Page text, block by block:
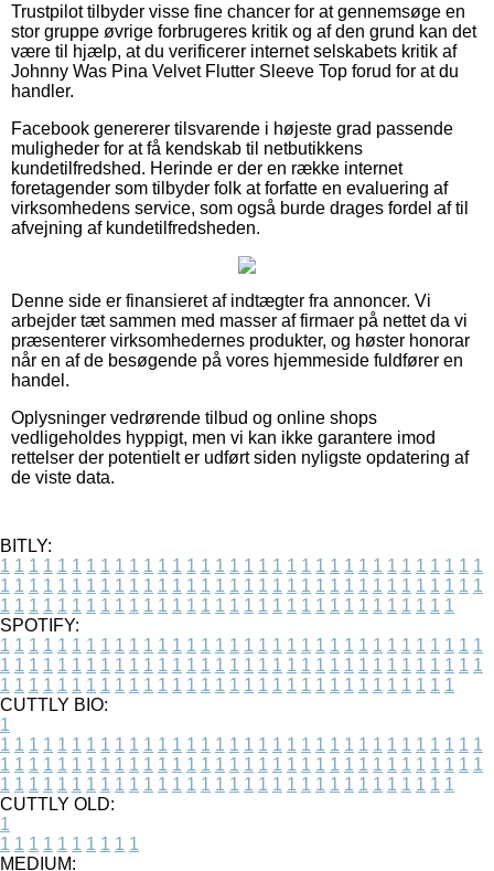
Trustpilot tilbyder visse fine chancer for at gennemsøge en
stor gruppe øvrige forbrugeres kritik og af den grund kan det
være til hjælp, at du verificerer internet selskabets kritik af
Johnny Was Pina Velvet Flutter Sleeve Top forud for at du
handler.
Facebook genererer tilsvarende i højeste grad passende
muligheder for at få kendskab til netbutikkens
kundetilfredshed. Herinde er der en række internet
foretagender som tilbyder folk at forfatte en evaluering af
virksomhedens service, som også burde drages fordel af til
afvejning af kundetilfredsheden.
Denne side er finansieret af indtægter fra annoncer. Vi
arbejder tæt sammen med masser af firmaer på nettet da vi
præsenterer virksomhedernes produkter, og høster honorar
når en af de besøgende på vores hjemmeside fuldfører en
handel.
Oplysninger vedrørende tilbud og online shops
vedligeholdes hyppigt, men vi kan ikke garantere imod
rettelser der potentielt er udført siden nyligste opdatering af
de viste data.
BITLY:
1 1 1 1 1 1 1 1 1 1 1 1 1 1 1 1 1 1 1 1 1 1 1 1 1 1 1 1 1 1 1 1 1 1
1 1 1 1 1 1 1 1 1 1 1 1 1 1 1 1 1 1 1 1 1 1 1 1 1 1 1 1 1 1 1 1 1 1
1 1 1 1 1 1 1 1 1 1 1 1 1 1 1 1 1 1 1 1 1 1 1 1 1 1 1 1 1 1 1 1
SPOTIFY:
1 1 1 1 1 1 1 1 1 1 1 1 1 1 1 1 1 1 1 1 1 1 1 1 1 1 1 1 1 1 1 1 1 1
1 1 1 1 1 1 1 1 1 1 1 1 1 1 1 1 1 1 1 1 1 1 1 1 1 1 1 1 1 1 1 1 1 1
1 1 1 1 1 1 1 1 1 1 1 1 1 1 1 1 1 1 1 1 1 1 1 1 1 1 1 1 1 1 1 1
CUTTLY BIO:
1
1 1 1 1 1 1 1 1 1 1 1 1 1 1 1 1 1 1 1 1 1 1 1 1 1 1 1 1 1 1 1 1 1 1
1 1 1 1 1 1 1 1 1 1 1 1 1 1 1 1 1 1 1 1 1 1 1 1 1 1 1 1 1 1 1 1 1 1
1 1 1 1 1 1 1 1 1 1 1 1 1 1 1 1 1 1 1 1 1 1 1 1 1 1 1 1 1 1 1 1
CUTTLY OLD:
1
1 1 1 1 1 1 1 1 1 1
MEDIUM: